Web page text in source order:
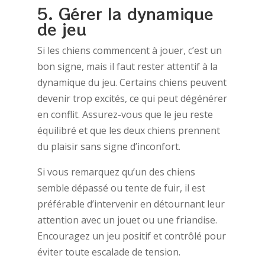
5. Gérer la dynamique
de jeu
Si les chiens commencent à jouer, c’est un
bon signe, mais il faut rester attentif à la
dynamique du jeu. Certains chiens peuvent
devenir trop excités, ce qui peut dégénérer
en conflit. Assurez-vous que le jeu reste
équilibré et que les deux chiens prennent
du plaisir sans signe d’inconfort.
Si vous remarquez qu’un des chiens
semble dépassé ou tente de fuir, il est
préférable d’intervenir en détournant leur
attention avec un jouet ou une friandise.
Encouragez un jeu positif et contrôlé pour
éviter toute escalade de tension.